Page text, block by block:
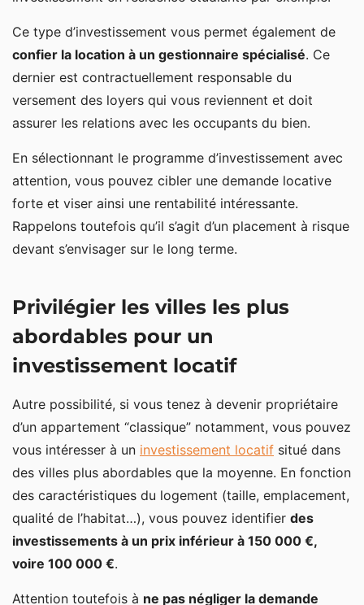
Ce type d’investissement vous permet également de
confier la location à un gestionnaire spécialisé. Ce
dernier est contractuellement responsable du
versement des loyers qui vous reviennent et doit
assurer les relations avec les occupants du bien.
En sélectionnant le programme d’investissement avec
attention, vous pouvez cibler une demande locative
forte et viser ainsi une rentabilité intéressante.
Rappelons toutefois qu’il s’agit d’un placement à risque
devant s’envisager sur le long terme.
Privilégier les villes les plus
abordables pour un
investissement locatif
Autre possibilité, si vous tenez à devenir propriétaire
d’un appartement “classique” notamment, vous pouvez
vous intéresser à un investissement locatif situé dans
des villes plus abordables que la moyenne. En fonction
des caractéristiques du logement (taille, emplacement,
qualité de l’habitat…), vous pouvez identifier des
investissements à un prix inférieur à 150 000 €,
voire 100 000 €.
Attention toutefois à ne pas négliger la demande